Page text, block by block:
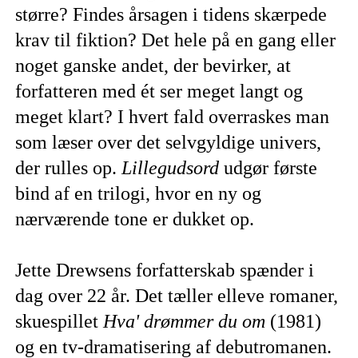
større? Findes årsagen i tidens skærpede
krav til fiktion? Det hele på en gang eller
noget ganske andet, der bevirker, at
forfatteren med ét ser meget langt og
meget klart? I hvert fald overraskes man
som læser over det selvgyldige univers,
der rulles op. Lillegudsord udgør første
bind af en trilogi, hvor en ny og
nærværende tone er dukket op.
Jette Drewsens forfatterskab spænder i
dag over 22 år. Det tæller elleve romaner,
skuespillet Hva' drømmer du om (1981)
og en tv-dramatisering af debutromanen.